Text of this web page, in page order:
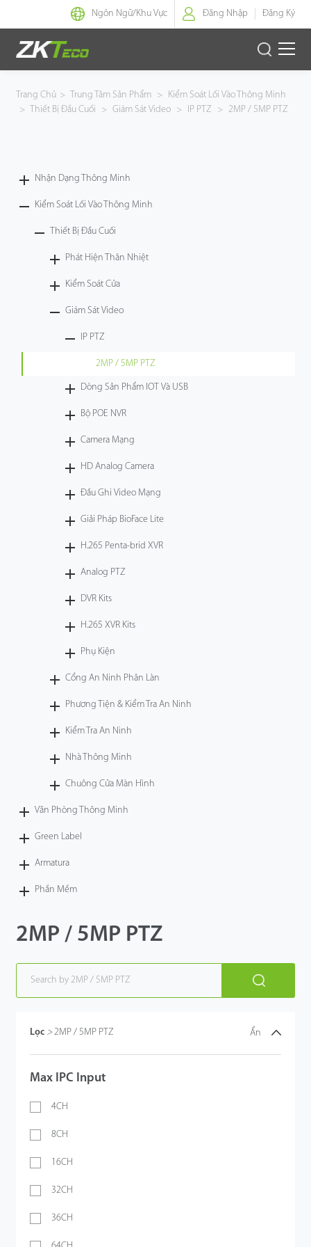
Ngôn Ngữ/Khu Vực Đăng Nhập Đăng Ký
Nhận Dạng Thông Minh
Armatura
Trang Chủ > Trung Tâm Sản Phẩm >
Kiểm Soát Lối Vào Thông Minh
>
Thiết Bị Đầu Cuối > Giám Sát Video > IP PTZ > 2MP / 5MP PTZ
Nhận Dạng Thông Minh
Kiểm Soát Lối Vào Thông Minh
Thiết Bị Đầu Cuối
Phát Hiện Thân Nhiệt
Kiểm Soát Cửa
Giám Sát Video
IP PTZ
2MP / 5MP PTZ
Dòng Sản Phẩm IOT Và USB
Bộ POE NVR
Camera Mạng
HD Analog Camera
Đầu Ghi Video Mạng
Giải Pháp BioFace Lite
H.265 Penta-brid XVR
Analog PTZ
DVR Kits
H.265 XVR Kits
Phụ Kiện
Cổng An Ninh Phân Làn
Phương Tiện & Kiểm Tra An Ninh
Kiểm Tra An Ninh
Nhà Thông Minh
Chuông Cửa Màn Hình
Văn Phòng Thông Minh
Green Label
Armatura
Phần Mềm
2MP / 5MP PTZ
Lọc > 2MP / 5MP PTZ Ẩn
Max IPC Input
4CH
8CH
16CH
32CH
36CH